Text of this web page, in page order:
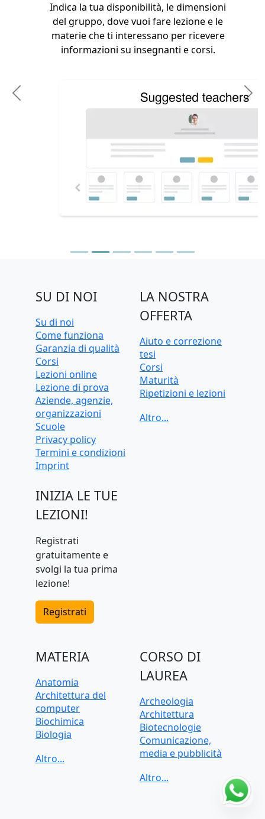
la tua disponibilità, le dimensioni
dove vuoi fare lezione e le
che ti interessano per ricevere
su insegnanti e corsi.
un
Previous
SU DI NOI
Su di noi
Come funziona
Garanzia di qualità
Corsi
Lezioni online
Lezione di prova
Aziende, agenzie,
organizzazioni
Scuole
Privacy policy
Termini e condizioni
Imprint
INIZIA LE TUE
LEZIONI!
Registrati
gratuitamente e
svolgi la tua prima
lezione!
Registrati
LA NOSTRA
OFFERTA
Aiuto e correzione
tesi
Corsi
Maturità
Ripetizioni e lezioni
online
MATERIA
Anatomia
Architettura del
computer
Biochimica
Biologia
CAD, Disegno
CORSO DI
LAUREA
Archeologia
Architettura
Biotecnologie
Comunicazione,
media e pubblicità
Data science